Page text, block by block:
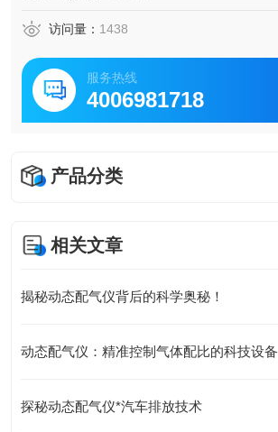
访问量： 1438
服务热线
4006981718
产品分类
相关文章
揭秘动态配气仪背后的科学奥秘！
动态配气仪：精准控制气体配比的科技设备
探秘动态配气仪*汽车排放技术